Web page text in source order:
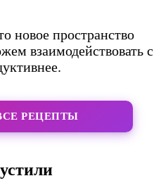
пространство
взаимодействовать с
РЕЦЕПТЫ